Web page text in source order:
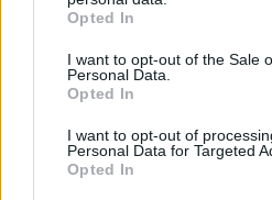
Please note that this website/app
services and may gather and
not limited to your visit or usage
grant or deny consent to Google
consent section.
Opted In
I want to opt-out of the Sale
Personal Data.
Opted In
I want to opt-out of
Personal Data for Targeted
Opted In
Investieren24